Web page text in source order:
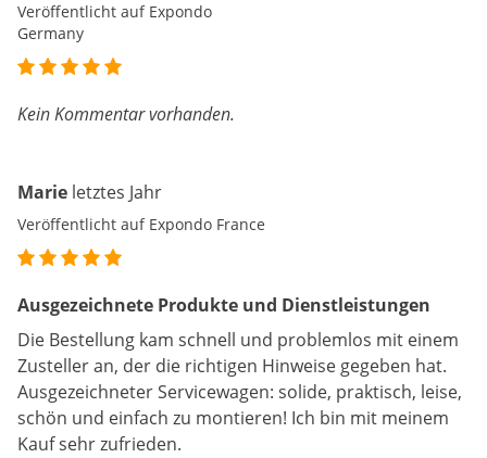
Veröffentlicht auf Expondo
Germany
Kein Kommentar vorhanden.
Marie letztes Jahr
Veröffentlicht auf Expondo France
Ausgezeichnete Produkte und Dienstleistungen
Die Bestellung kam schnell und problemlos mit einem
Zusteller an, der die richtigen Hinweise gegeben hat.
Ausgezeichneter Servicewagen: solide, praktisch, leise,
schön und einfach zu montieren! Ich bin mit meinem
Kauf sehr zufrieden.